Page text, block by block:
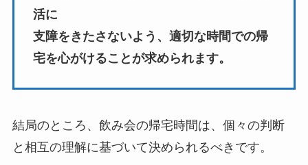
活に
支障をきたさないよう、適切な時間での帰
宅を心がけることが求められます。
結局のところ、飲み会の帰宅時間は、個々の判断
と相互の理解に基づいて決められるべきです。